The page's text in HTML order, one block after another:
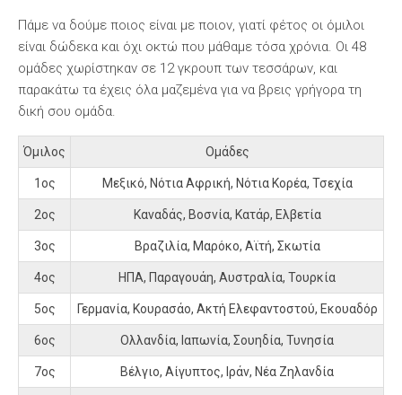
Πάμε να δούμε ποιος είναι με ποιον, γιατί φέτος οι όμιλοι
είναι δώδεκα και όχι οκτώ που μάθαμε τόσα χρόνια. Οι 48
ομάδες χωρίστηκαν σε 12 γκρουπ των τεσσάρων, και
παρακάτω τα έχεις όλα μαζεμένα για να βρεις γρήγορα τη
δική σου ομάδα.
Όμιλος Ομάδες
1ος Μεξικό, Νότια Αφρική, Νότια Κορέα, Τσεχία
2ος Καναδάς, Βοσνία, Κατάρ, Ελβετία
3ος Βραζιλία, Μαρόκο, Αϊτή, Σκωτία
4ος ΗΠΑ, Παραγουάη, Αυστραλία, Τουρκία
5ος Γερμανία, Κουρασάο, Ακτή Ελεφαντοστού, Εκουαδόρ
6ος Ολλανδία, Ιαπωνία, Σουηδία, Τυνησία
7ος Βέλγιο, Αίγυπτος, Ιράν, Νέα Ζηλανδία